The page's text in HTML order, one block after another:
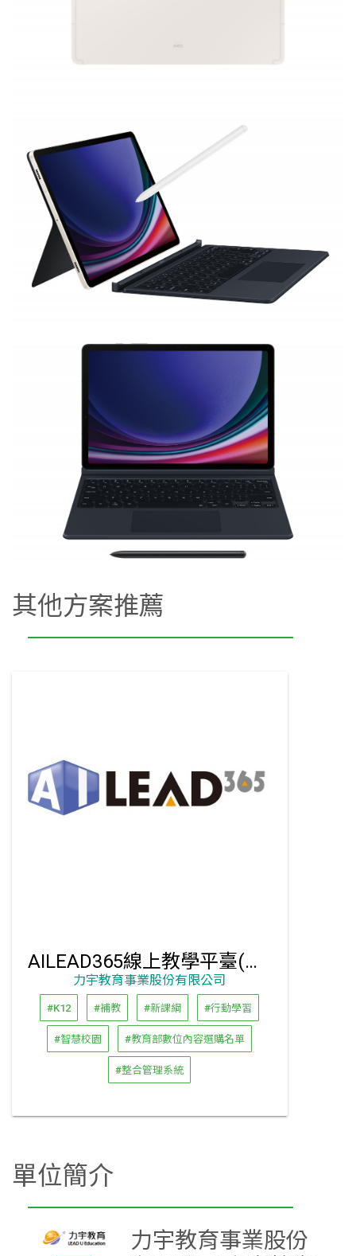
其他方案推薦
AILEAD365線上教學平臺(測評、影片、分析、診斷,小中高教學整合管理系統)
力宇教育事業股份有限公司
#K12 #補教 #新課綱 #行動學習
#智慧校園 #教育部數位內容選購名單
#整合管理系統
單位簡介
力宇教育事業股份